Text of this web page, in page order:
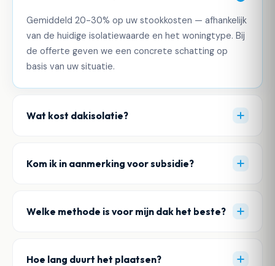
Gemiddeld 20-30% op uw stookkosten — afhankelijk
van de huidige isolatiewaarde en het woningtype. Bij
de offerte geven we een concrete schatting op
basis van uw situatie.
Wat kost dakisolatie?
Kom ik in aanmerking voor subsidie?
Welke methode is voor mijn dak het beste?
Hoe lang duurt het plaatsen?